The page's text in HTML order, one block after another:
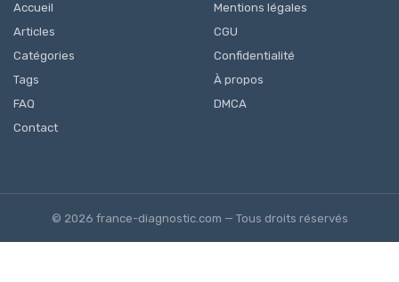
Accueil
Articles
Catégories
Tags
FAQ
Contact
Mentions légales
CGU
Confidentialité
À propos
DMCA
© 2026 france-diagnostic.com — Tous droits réservés